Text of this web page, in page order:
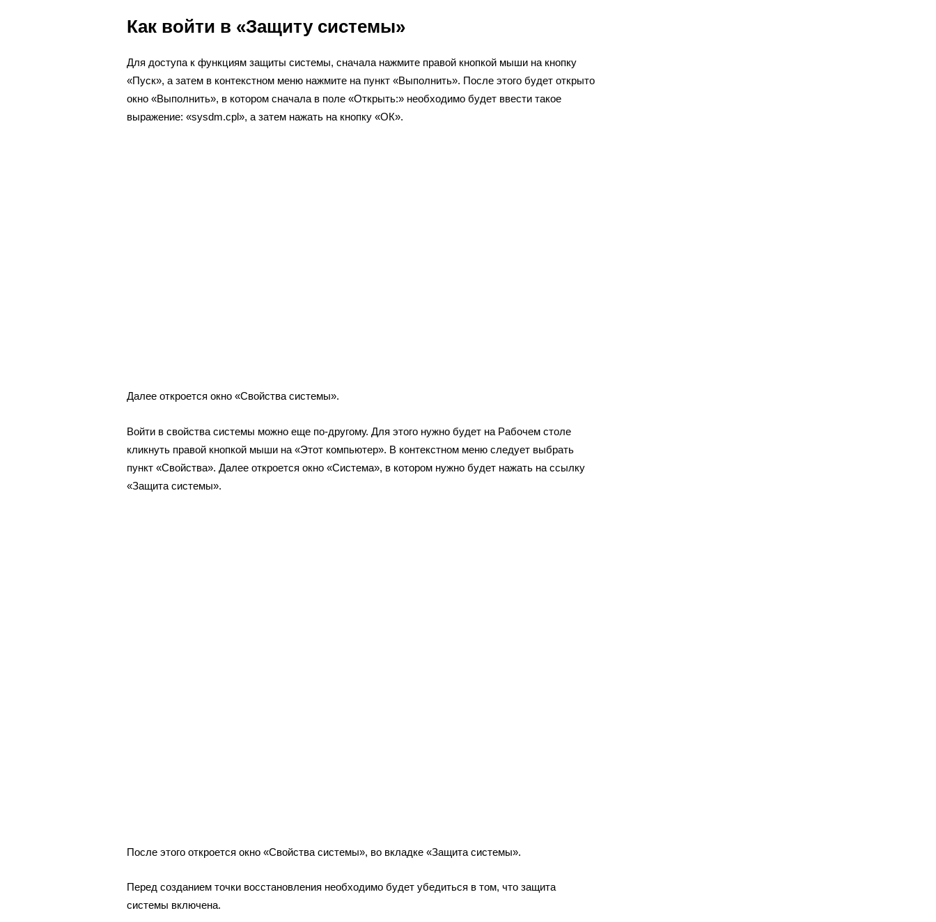
Как войти в «Защиту системы»
Для доступа к функциям защиты системы, сначала нажмите правой кнопкой мыши на кнопку
«Пуск», а затем в контекстном меню нажмите на пункт «Выполнить». После этого будет открыто
окно «Выполнить», в котором сначала в поле «Открыть:» необходимо будет ввести такое
выражение: «sysdm.cpl», а затем нажать на кнопку «ОК».
Далее откроется окно «Свойства системы».
Войти в свойства системы можно еще по-другому. Для этого нужно будет на Рабочем столе
кликнуть правой кнопкой мыши на «Этот компьютер». В контекстном меню следует выбрать
пункт «Свойства». Далее откроется окно «Система», в котором нужно будет нажать на ссылку
«Защита системы».
После этого откроется окно «Свойства системы», во вкладке «Защита системы».
Перед созданием точки восстановления необходимо будет убедиться в том, что защита
системы включена.